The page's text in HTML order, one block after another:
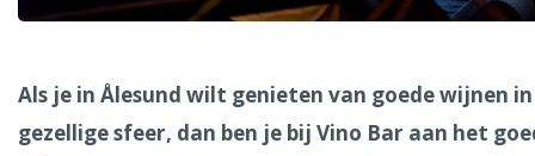
Dresden
Als je in Ålesund wilt genieten van goede wijnen
gezellige sfeer, dan ben je bij Vino Bar aan het